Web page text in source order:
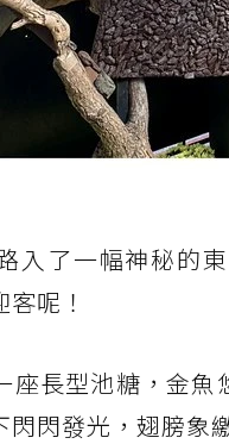
入了一幅神秘的
呢！
座長型池糖，金
閃發光，翅膀象